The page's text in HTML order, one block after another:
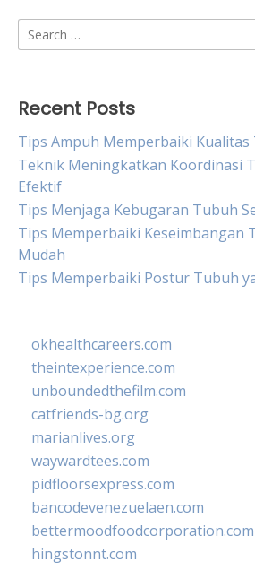
Search
for:
Recent Posts
Tips Ampuh Memperbaiki Kualitas
Teknik Meningkatkan Koordinasi
Efektif
Tips Menjaga Kebugaran Tubuh
Tips Memperbaiki Keseimbangan
Mudah
Tips Memperbaiki Postur Tubuh
okhealthcareers.com
theintexperience.com
unboundedthefilm.com
catfriends-bg.org
marianlives.org
waywardtees.com
pidfloorsexpress.com
bancodevenezuelaen.com
bettermoodfoodcorporation.com
hingstonnt.com